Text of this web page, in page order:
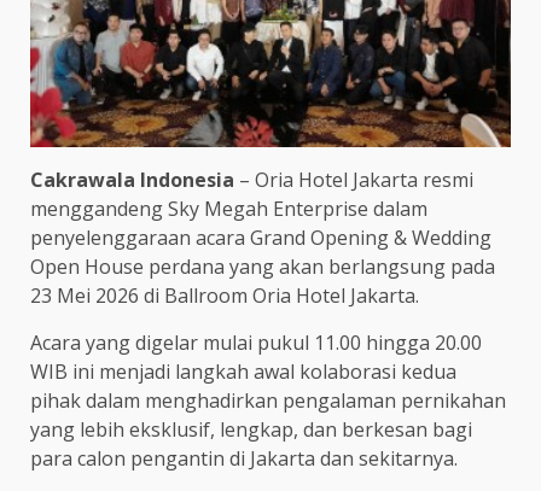
Cakrawala Indonesia – Oria Hotel Jakarta resmi
menggandeng Sky Megah Enterprise dalam
penyelenggaraan acara Grand Opening & Wedding
Open House perdana yang akan berlangsung pada
23 Mei 2026 di Ballroom Oria Hotel Jakarta.
Acara yang digelar mulai pukul 11.00 hingga 20.00
WIB ini menjadi langkah awal kolaborasi kedua
pihak dalam menghadirkan pengalaman pernikahan
yang lebih eksklusif, lengkap, dan berkesan bagi
para calon pengantin di Jakarta dan sekitarnya.